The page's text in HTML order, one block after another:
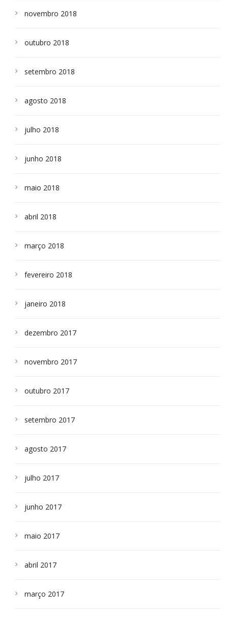
novembro 2018
outubro 2018
setembro 2018
agosto 2018
julho 2018
junho 2018
maio 2018
abril 2018
março 2018
fevereiro 2018
janeiro 2018
dezembro 2017
novembro 2017
outubro 2017
setembro 2017
agosto 2017
julho 2017
junho 2017
maio 2017
abril 2017
março 2017